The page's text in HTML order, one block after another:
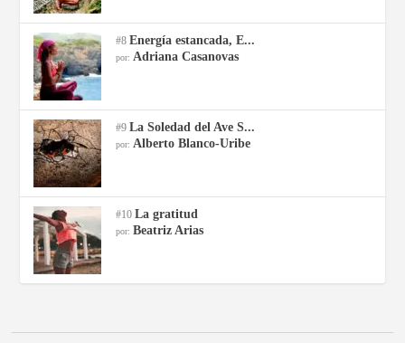
#8Energía estancada, E...
por:Adriana Casanovas
#9La Soledad del Ave S...
por:Alberto Blanco-Uribe
#10La gratitud
por:Beatriz Arias